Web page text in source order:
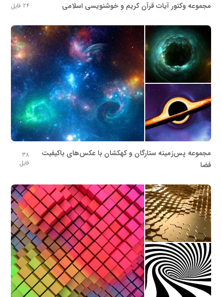
مجموعه وکتور آیات قرآن کریم و خوشنویسی اسلامی 24 فایل
مجموعه پس‌زمینه ستارگان و کهکشان با عکس‌های باکیفیت
فضا
38
فایل